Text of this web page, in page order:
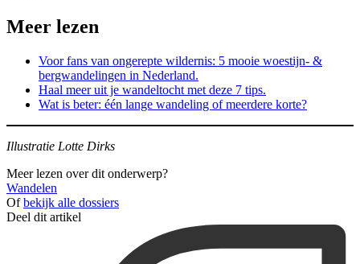
Meer lezen
Voor fans van ongerepte wildernis: 5 mooie woestijn- &
bergwandelingen in Nederland.
Haal meer uit je wandeltocht met deze 7 tips.
Wat is beter: één lange wandeling of meerdere korte?
Illustratie Lotte Dirks
Meer lezen over dit onderwerp?
Wandelen
Ofbekijk alle dossiers
Deel dit artikel